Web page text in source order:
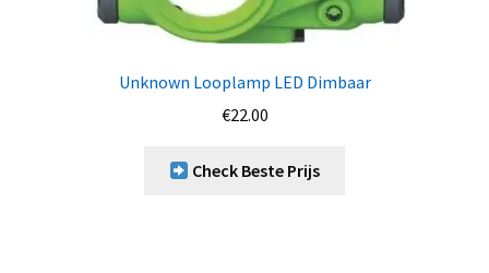
Unknown Looplamp LED Dimbaar
€22.00
Check Beste Prijs